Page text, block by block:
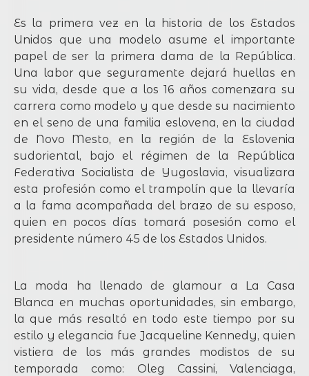
Es la primera vez en la historia de los Estados
Unidos que una modelo asume el importante
papel de ser la primera dama de la República.
Una labor que seguramente dejará huellas en
su vida, desde que a los 16 años comenzara su
carrera como modelo y que desde su nacimiento
en el seno de una familia eslovena, en la ciudad
de Novo Mesto, en la región de la Eslovenia
sudoriental, bajo el régimen de la República
Federativa Socialista de Yugoslavia, visualizara
esta profesión como el trampolín que la llevaría
a la fama acompañada del brazo de su esposo,
quien en pocos días tomará posesión como el
presidente número 45 de los Estados Unidos.
La moda ha llenado de glamour a La Casa
Blanca en muchas oportunidades, sin embargo,
la que más resaltó en todo este tiempo por su
estilo y elegancia fue Jacqueline Kennedy, quien
vistiera de los más grandes modistos de su
temporada como: Oleg Cassini, Valenciaga,